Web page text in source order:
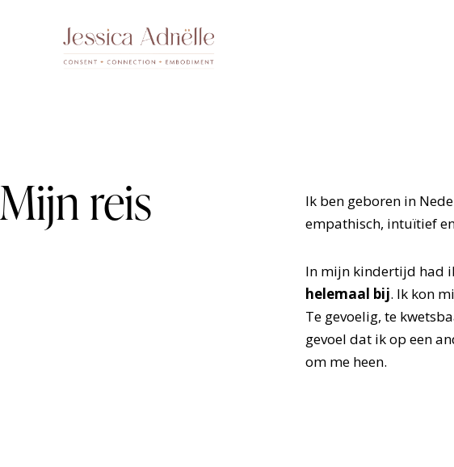
Mijn reis
Ik ben geboren in
empathisch, intuïtief
In mijn kindertijd had
helemaal bij. Ik kon
Te gevoelig, te
gevoel dat ik op een
om me heen.